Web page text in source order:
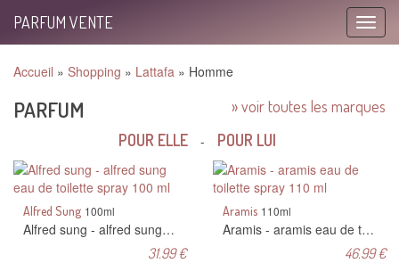
Toggle
PARFUM VENTE
Accueil » Shopping » Lattafa » Homme
PARFUM
» voir toutes les marques
POUR ELLE
- POUR LUI
Alfred Sung 100ml
Alfred sung - alfred sung eau de toilette spray 100 ml
31.99 €
Aramis 110ml
Aramis - aramis eau de toilette spray 110 ml
46.99 €